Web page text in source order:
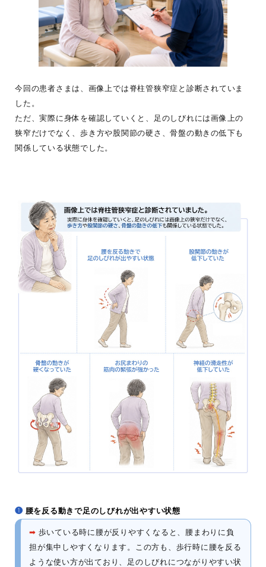
今回の患者さまは、画像上では脊柱管狭窄症と診断されていま
した。
ただ、実際に身体を確認していくと、足のしびれには画像上の
狭窄だけでなく、歩き方や股関節の硬さ、骨盤の動きの低下も
関係している状態でした。
❶腰を反る動きで足のしびれが出やすい状態
➡ 歩いている時に腰が反りやすくなると、腰まわりに負
担が集中しやすくなります。この方も、歩行時に腰を反る
ような使い方が出ており、足のしびれにつながりやすい状